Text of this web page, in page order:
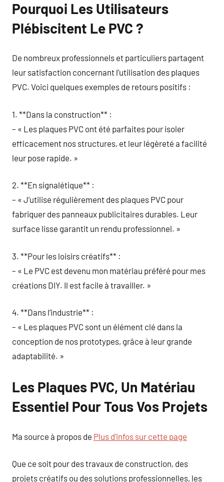
Pourquoi Les Utilisateurs
Plébiscitent Le PVC ?
De nombreux professionnels et particuliers partagent
leur satisfaction concernant l’utilisation des plaques
PVC. Voici quelques exemples de retours positifs :
1. **Dans la construction** :
– « Les plaques PVC ont été parfaites pour isoler
efficacement nos structures, et leur légèreté a facilité
leur pose rapide. »
2. **En signalétique** :
– « J’utilise régulièrement des plaques PVC pour
fabriquer des panneaux publicitaires durables. Leur
surface lisse garantit un rendu professionnel. »
3. **Pour les loisirs créatifs** :
– « Le PVC est devenu mon matériau préféré pour mes
créations DIY. Il est facile à travailler. »
4. **Dans l’industrie** :
– « Les plaques PVC sont un élément clé dans la
conception de nos prototypes, grâce à leur grande
adaptabilité. »
Les Plaques PVC, Un Matériau
Essentiel Pour Tous Vos Projets
Ma source à propos de Plus d’infos sur cette page
Que ce soit pour des travaux de construction, des
projets créatifs ou des solutions professionnelles, les